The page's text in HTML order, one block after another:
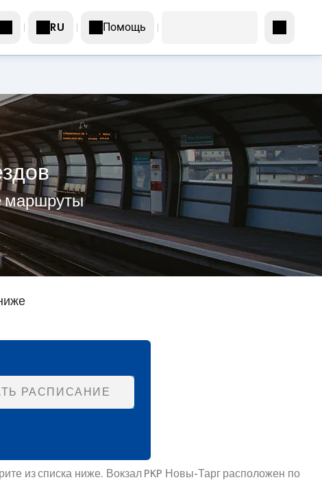
RU Помощь
маршруты
РАСПИСАНИЕ
из списка ниже. Вокзал PKP Новы-Тарг расположен по